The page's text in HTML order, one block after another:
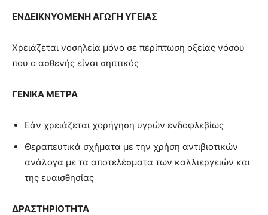
ΕΝΔΕΙΚΝΥΟΜΕΝΗ ΑΓΩΓΗ ΥΓΕΙΑΣ
Χρειάζεται νοσηλεία μόνο σε περίπτωση οξείας νόσου
που ο ασθενής είναι σηπτικός
ΓΕΝΙΚΑ ΜΕΤΡΑ
Εάν χρειάζεται χορήγηση υγρών ενδοφλεβίως
Θεραπευτικά σχήματα με την χρήση αντιβιοτικών
ανάλογα με τα αποτελέσματα των καλλιεργειών και
της ευαισθησίας
ΔΡΑΣΤΗΡΙΟΤΗΤΑ